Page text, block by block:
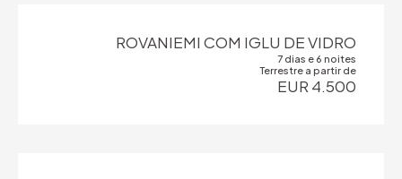
ROVANIEMI COM IGLU DE VIDRO
7 dias e 6 noites
Terrestre a partir de
EUR 4.500